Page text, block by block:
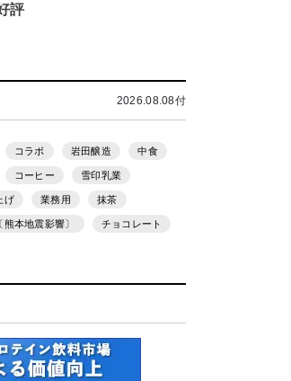
評
2026.08.08付
コラボ 岩田醸造 中食
コーヒー 雪印乳業
げ 業務用 抹茶
〔熊本地震影響〕 チョコレート